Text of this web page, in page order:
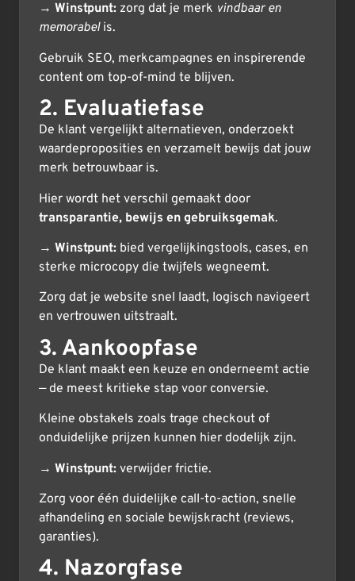
→ Winstpunt: zorg dat je merk vindbaar en
memorabelis.
Gebruik SEO, merkcampagnes en inspirerende
content om top-of-mind te blijven.
2. Evaluatiefase
De klant vergelijkt alternatieven, onderzoekt
waardeproposities en verzamelt bewijs dat jouw
merk betrouwbaar is.
Hier wordt het verschil gemaakt door
transparantie, bewijs en gebruiksgemak.
→ Winstpunt: bied vergelijkingstools, cases, en
sterke microcopy die twijfels wegneemt.
Zorg dat je website snel laadt, logisch navigeert
en vertrouwen uitstraalt.
3. Aankoopfase
De klant maakt een keuze en onderneemt actie
— de meest kritieke stap voor conversie.
Kleine obstakels zoals trage checkout of
onduidelijke prijzen kunnen hier dodelijk zijn.
→ Winstpunt: verwijder frictie.
Zorg voor één duidelijke call-to-action, snelle
afhandeling en sociale bewijskracht (reviews,
garanties).
4. Nazorgfase